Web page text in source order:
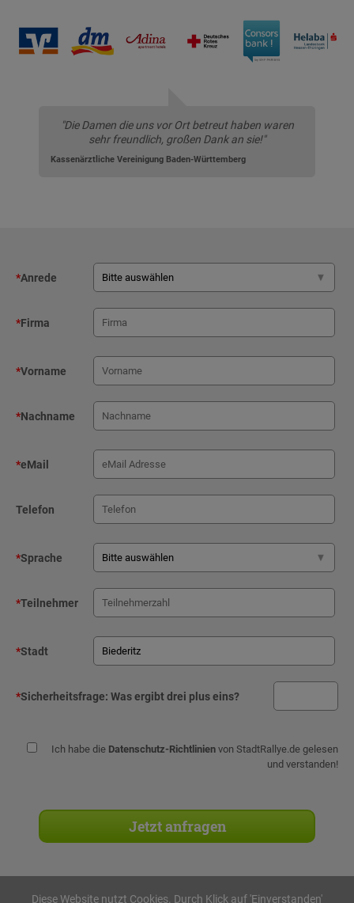
"Die Damen die uns vor Ort betreut haben waren
sehr freundlich, großen Dank an sie!"
Kassenärztliche Vereinigung Baden-Württemberg
*Anrede
*Firma
*Vorname
*Nachname
*eMail
Telefon
*Sprache
*Teilnehmer
*Stadt
*Sicherheitsfrage: Was ergibt drei plus eins?
Ich habe die Datenschutz-Richtlinien von StadtRallye.de gelesen
und verstanden!
Diese Website nutzt Cookies. Durch Klick auf 'Einverstanden'